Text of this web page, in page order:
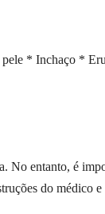
* Inchaço *
No entanto, é
do médico